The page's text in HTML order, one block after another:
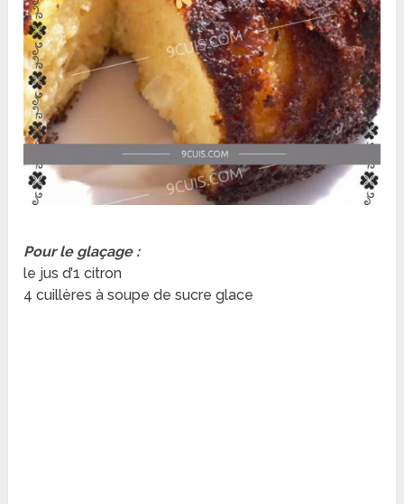
Pour le glaçage :
le jus d’1 citron
4 cuillères à soupe de sucre glace